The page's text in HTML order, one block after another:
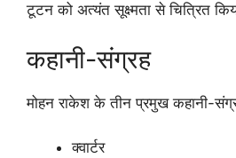
टूटन को अत्यंत सूक्ष्मता से चित्रित
कहानी-संग्रह
मोहन राकेश के तीन प्रमुख कहानी-
क्वार्टर